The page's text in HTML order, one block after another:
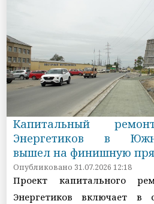
Капитальный
Энергетиков в
вышел на финишную
Опубликовано 31.07.2026 12:18
Проект капитального
Энергетиков включает в